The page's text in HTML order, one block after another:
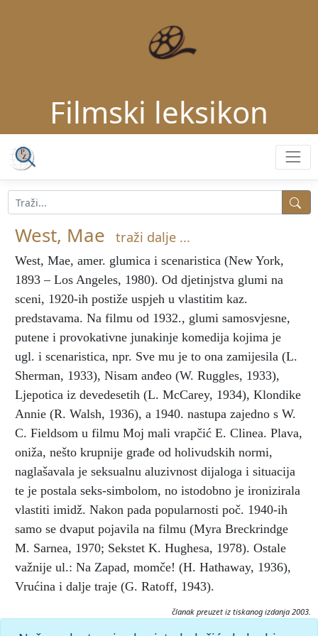
Filmski leksikon
West, Mae traži dalje ...
West, Mae, amer. glumica i scenaristica (New York,
1893 – Los Angeles, 1980). Od djetinjstva glumi na
sceni, 1920-ih postiže uspjeh u vlastitim kaz.
predstavama. Na filmu od 1932., glumi samosvjesne,
putene i provokativne junakinje komedija kojima je
ugl. i scenaristica, npr. Sve mu je to ona zamijesila (L.
Sherman, 1933), Nisam anđeo (W. Ruggles, 1933),
Ljepotica iz devedesetih (L. McCarey, 1934), Klondike
Annie (R. Walsh, 1936), a 1940. nastupa zajedno s W.
C. Fieldsom u filmu Moj mali vrapčić E. Clinea. Plava,
oniža, nešto krupnije građe od holivudskih normi,
naglašavala je seksualnu aluzivnost dijaloga i situacija
te je postala seks-simbolom, no istodobno je ironizirala
vlastiti imidž. Nakon pada popularnosti poč. 1940-ih
samo se dvaput pojavila na filmu (Myra Breckrindge
M. Sarnea, 1970; Sekstet K. Hughesa, 1978). Ostale
važnije ul.: Na Zapad, momče! (H. Hathaway, 1936),
Vrućina i dalje traje (G. Ratoff, 1943).
članak preuzet iz tiskanog izdanja 2003.